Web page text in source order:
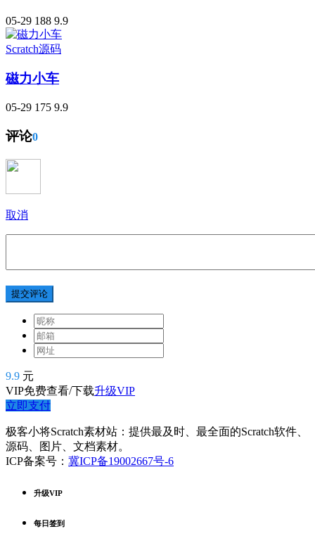
05-29 188 9.9
Scratch源码
磁力小车
05-29 175 9.9
评论0
取消
提交评论
9.9 元
VIP免费查看/下载升级VIP
立即支付
极客小将Scratch素材站：提供最及时、最全面的Scratch软件、
源码、图片、文档素材。
ICP备案号： 冀ICP备19002667号-6
升级VIP
每日签到